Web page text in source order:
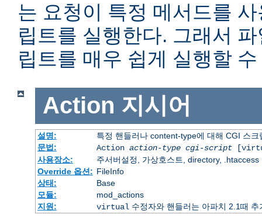
는 요청이 특정 메서드를
립트를 실행한다. 그래서
립트를 매우 쉽게 실행할
Action 지시어
설명:
특정 핸들러나 content-type에 대해 CGI 스크
문법:
Action action-type cgi-script
사용장소:
주서버설정, 가상호스트, directory, .htaccess
Override 옵션: FileInfo
상태:
Base
모듈:
mod_actions
지원:
virtual 수정자와 핸들러는 아파치 2.1때 추